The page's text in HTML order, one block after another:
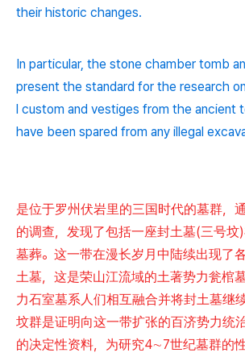
their historic changes.
In particular, the stone chamber tomb
present the standard for the research
l custom and vestiges from the ancient
have been spared from any illegal
是位于罗州伏岩里的三国时代的墓群，
的调查，发现了包括一座封土墓(三号坟
墓葬。这一带在漫长岁月中陆续出现了
土墓，这是荣山江流域的土著势力瓮棺
力石室墓系人们相互融合并将封土墓继
坟群是证明向这一带扩张的百济势力统
的决定性资料，为研究4∼7世纪墓群的